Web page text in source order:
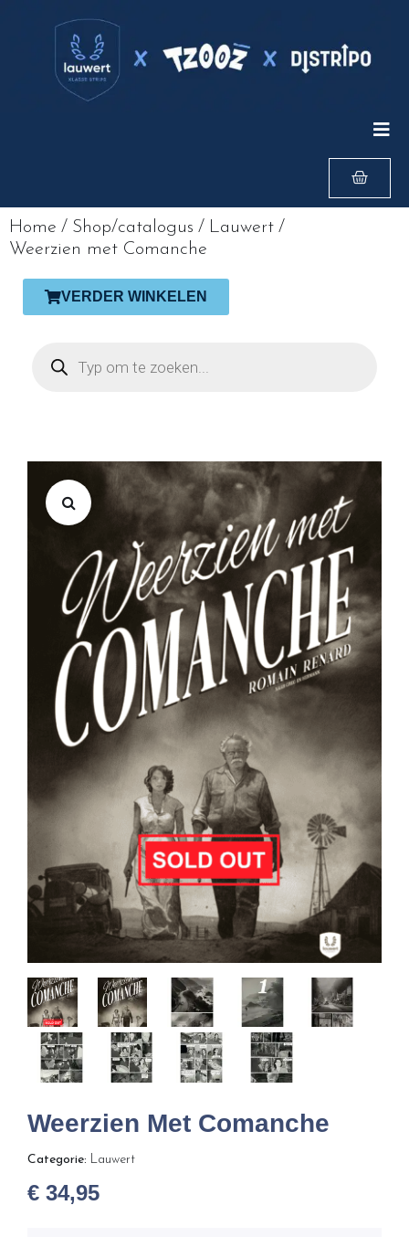
Home / Shop/catalogus / Lauwert /
Weerzien met Comanche
VERDER WINKELEN
Weerzien Met Comanche
Categorie: Lauwert
€ 34,95